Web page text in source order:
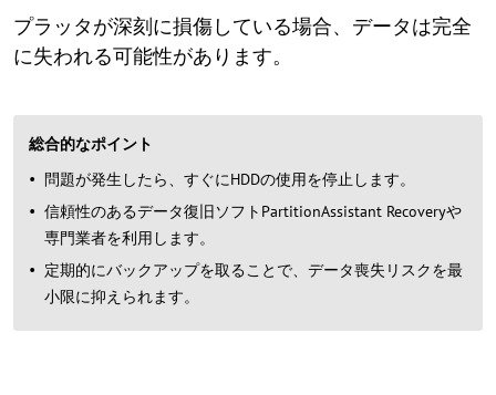
プラッタが深刻に損傷している場合、データは完全
に失われる可能性があります。
総合的なポイント
問題が発生したら、すぐにHDDの使用を停止します。
信頼性のあるデータ復旧ソフトPartitionAssistant Recoveryや
専門業者を利用します。
定期的にバックアップを取ることで、データ喪失リスクを最
小限に抑えられます。